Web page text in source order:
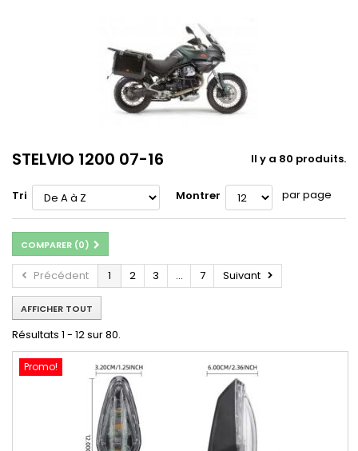
STELVIO 1200 07-16 Il y a 80 produits.
Tri Montrer par page
COMPARER (0)
Précédent 1 2 3 ... 7 Suivant
AFFICHER TOUT
Résultats 1 - 12 sur 80.
Promo!